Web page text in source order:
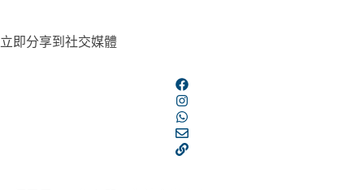
立即分享到社交媒體